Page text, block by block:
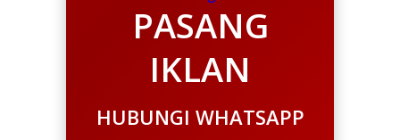
PASANG
IKLAN
HUBUNGI WHATSAPP